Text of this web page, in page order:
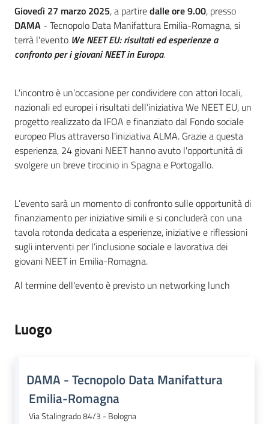
-
Sede
di
Parma
Seguici
su
Regione
Novità
Servizi
Cos'è
Giovedì 27 marzo 2025, a partiredalle ore 9.00, presso
DAMA - Tecnopolo Data Manifattura Emilia-Romagna, si
terrà l'evento We NEET EU: risultati ed esperienze a
confronto per i giovani NEET in Europa.
L'incontro è un’occasione per condividere con attori locali,
nazionali ed europei i risultati dell’iniziativa We NEET EU, un
progetto realizzato da IFOA e finanziato dal Fondo sociale
europeo Plus attraverso l'iniziativa ALMA. Grazie a questa
esperienza, 24 giovani NEET hanno avuto l'opportunità di
svolgere un breve tirocinio in Spagna e Portogallo.
L’evento sarà un momento di confronto sulle opportunità di
finanziamento per iniziative simili e si concluderà con una
tavola rotonda dedicata a esperienze, iniziative e riflessioni
sugli interventi per l’inclusione sociale e lavorativa dei
giovani NEET in Emilia-Romagna.
Al termine dell'evento è previsto un networking lunch
Luogo
DAMA - Tecnopolo Data Manifattura
Emilia-Romagna
Via Stalingrado 84/3 - Bologna